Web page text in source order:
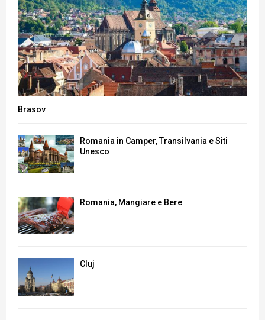
Brasov
Romania in Camper, Transilvania e Siti
Unesco
Romania, Mangiare e Bere
Cluj